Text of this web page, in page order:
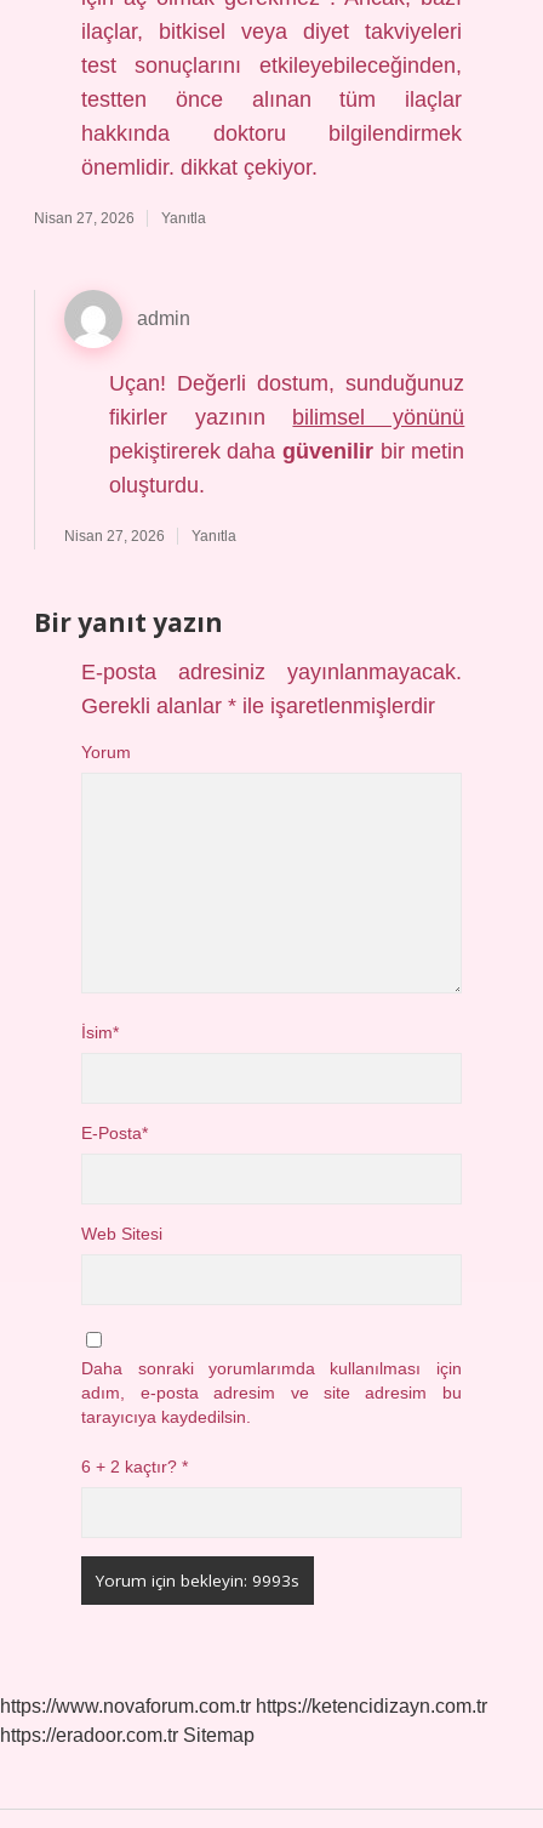
ilaçlar, bitkisel veya diyet takviyeleri
test sonuçlarını etkileyebileceğinden,
testten önce alınan tüm ilaçlar
hakkında doktoru bilgilendirmek
önemlidir. dikkat çekiyor.
Nisan 27, 2026 Yanıtla
admin
Uçan! Değerli dostum, sunduğunuz
fikirler yazının bilimsel yönünü
pekiştirerek daha güvenilir bir metin
oluşturdu.
Nisan 27, 2026 Yanıtla
Bir yanıt yazın
E-posta adresiniz yayınlanmayacak.
Gerekli alanlar* ile işaretlenmişlerdir
Yorum
İsim*
E-Posta*
Web Sitesi
Daha sonraki yorumlarımda kullanılması için
adım, e-posta adresim ve site adresim bu
tarayıcıya kaydedilsin.
6 + 2 kaçtır?*
https://www.novaforum.com.tr https://ketencidizayn.com.tr
https://eradoor.com.tr Sitemap